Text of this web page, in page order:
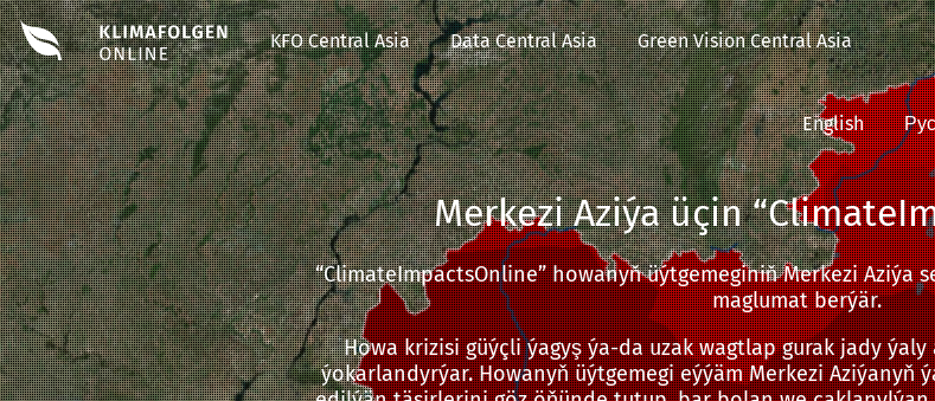
KFO Central Asia Data Central Asia Green Vision Central Asia
English
Merkezi Aziýa üçin
“ClimateImpactsOnline” howanyň üýtgemeginiň Merkezi
maglumat berýär.
Howa krizisi güýçli ýagyş ýa-da uzak wagtlap gurak jady
ýokarlandyrýar. Howanyň üýtgemegi eýýäm Merkezi Aziýanyň